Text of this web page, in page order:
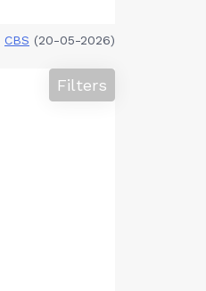
CBS (20-05-2026)
Filters